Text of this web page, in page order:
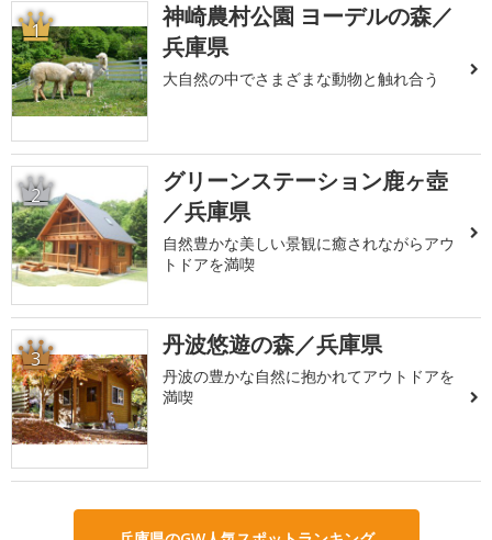
1
神崎農村公園 ヨーデルの森／
兵庫県
大自然の中でさまざまな動物と触れ合う
2
グリーンステーション鹿ヶ壺
／兵庫県
自然豊かな美しい景観に癒されながらアウ
トドアを満喫
3 丹波悠遊の森／兵庫県
丹波の豊かな自然に抱かれてアウトドアを
満喫